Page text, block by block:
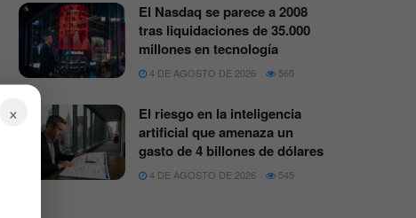
El Nasdaq se parece a 2008
tras liquidaciones de 35.000
millones en tecnología
4 DE AGOSTO DE 2026 565
El riesgo en la inteligencia
artificial que amenaza un
gasto de 4 billones de dólares
4 DE AGOSTO DE 2026 545
×